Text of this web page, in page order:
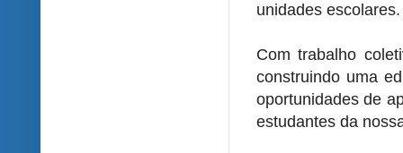
unidades escolares.
Com trabalho
construindo uma
oportunidades de
estudantes da